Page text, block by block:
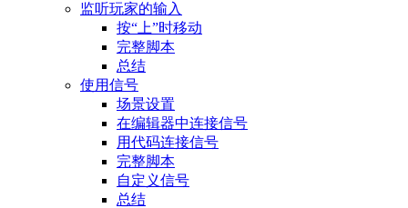
监听玩家的输入
按“上”时移动
完整脚本
总结
使用信号
场景设置
在编辑器中连接信号
用代码连接信号
完整脚本
自定义信号
总结